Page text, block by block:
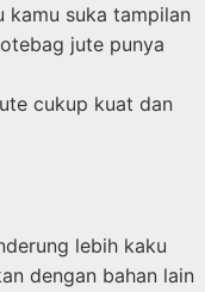
kamu suka tampilan
jute punya
cukup kuat dan
lebih kaku
dengan bahan lain